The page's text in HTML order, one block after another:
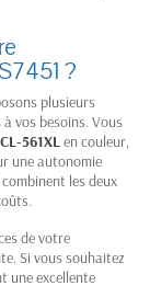
?
plusieurs
vos besoins. Vous
CL-561XLen couleur,
une autonomie
les deux
de votre
Si vous souhaitez
une excellente